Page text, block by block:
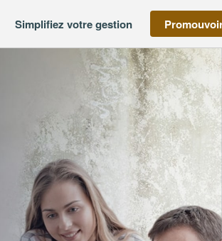
Simplifiez votre gestion